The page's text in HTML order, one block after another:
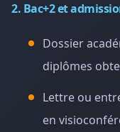
2. Bac+2 et
Dossier
diplômes
Lettre ou
en